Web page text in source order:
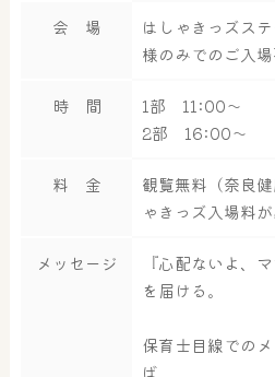
会 場
はしゃきっズス
様のみでのご入
時 間
1部 11:00～
2部 16:00～
料 金
観覧無料（奈良
ゃきっズ入場料が
メッセージ
『心配ないよ、
を届ける。
保育士目線での
ば